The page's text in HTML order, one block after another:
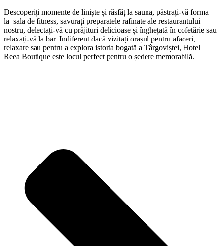
Descoperiți momente de liniște și răsfăț la sauna, păstrați-vă forma
la sala de fitness, savurați preparatele rafinate ale restaurantului
nostru, delectați-vă cu prăjituri delicioase și înghețată în cofetărie sau
relaxați-vă la bar. Indiferent dacă vizitați orașul pentru afaceri,
relaxare sau pentru a explora istoria bogată a Târgoviștei, Hotel
Reea Boutique este locul perfect pentru o ședere memorabilă.